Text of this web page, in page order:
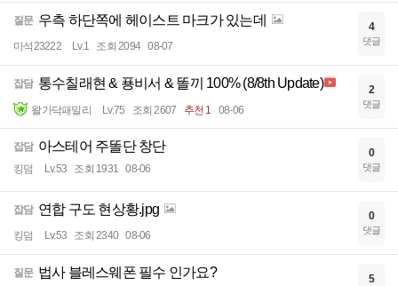
질문 우측 하단쪽에 헤이스트 마크가 있는데
마석23222 Lv.1 조회 2094 08-07
4
댓글
잡담 통수칠래현 & 푱비서 & 똘끼 100% (8/8th Update)
왈가닥패밀리 Lv.75 조회 2607 추천 1 08-06
2
댓글
잡담 아스테어 주똘단 창단
킹덤 Lv.53 조회 1931 08-06
0
댓글
잡담 연합 구도 현상황.jpg
킹덤 Lv.53 조회 2340 08-06
0
댓글
질문 법사 블레스웨폰 필수 인가요? 5